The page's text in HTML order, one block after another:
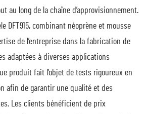
au long de la chaîne d’approvisionnement.
DFT915, combinant néoprène et mousse
de l’entreprise dans la fabrication de
adaptées à diverses applications
produit fait l’objet de tests rigoureux en
afin de garantir une qualité et des
Les clients bénéficient de prix